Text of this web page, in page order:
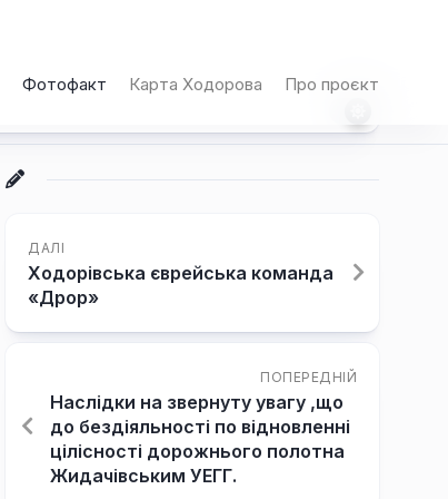
Фотофакт Карта Ходорова Про проєкт
ДАЛІ
Ходорівська єврейська команда
«Дрор»
ПОПЕРЕДНІЙ
Наслідки на звернуту увагу ,що
до бездіяльності по відновленні
цілісності дорожнього полотна
Жидачівським УЕГГ.